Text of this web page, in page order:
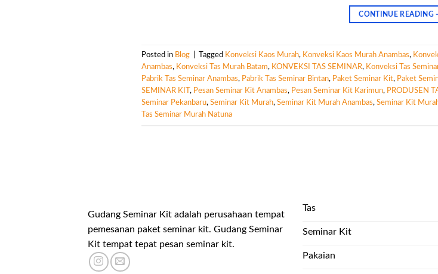
CONTINUE READING
Posted in Blog Tagged Konveksi Kaos Murah, Konveksi Kaos Murah Anambas,
Anambas, Konveksi Tas Murah Batam, KONVEKSI TAS SEMINAR, Konveksi Tas
Pabrik Tas Seminar Anambas, Pabrik Tas Seminar Bintan, Paket Seminar Kit, Paket
SEMINAR KIT , Pesan Seminar Kit Anambas, Pesan Seminar Kit Karimun, PRODUSEN
Seminar Pekanbaru, Seminar Kit Murah, Seminar Kit Murah Anambas, Seminar Kit
Tas Seminar Murah Natuna
Gudang Seminar Kit adalah perusahaan tempat
pemesanan paket seminar kit. Gudang Seminar
Kit tempat tepat pesan seminar kit.
Tas
Seminar Kit
Pakaian